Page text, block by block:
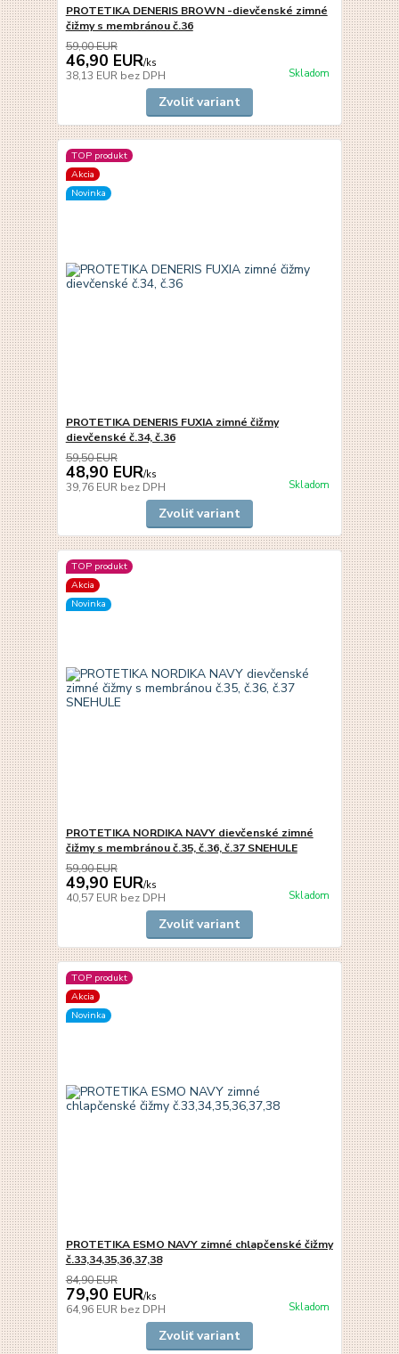
PROTETIKA DENERIS BROWN -dievčenské zimné
čižmy s membránou č.36
59,00 EUR
46,90 EUR/ks
38,13 EUR bez DPH Skladom
Zvoliť variant
TOP produkt
Akcia
Novinka
PROTETIKA DENERIS FUXIA zimné čižmy
dievčenské č.34, č.36
59,50 EUR
48,90 EUR/ks
39,76 EUR bez DPH Skladom
Zvoliť variant
TOP produkt
Akcia
Novinka
PROTETIKA NORDIKA NAVY dievčenské zimné
čižmy s membránou č.35, č.36, č.37 SNEHULE
59,90 EUR
49,90 EUR/ks
40,57 EUR bez DPH Skladom
Zvoliť variant
TOP produkt
Akcia
Novinka
PROTETIKA ESMO NAVY zimné chlapčenské čižmy
č.33,34,35,36,37,38
84,90 EUR
79,90 EUR/ks
64,96 EUR bez DPH Skladom
Zvoliť variant